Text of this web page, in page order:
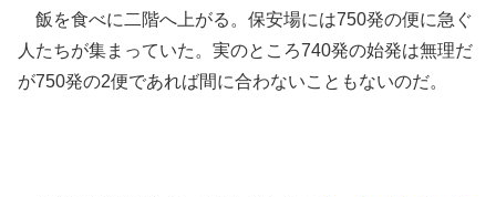
飯を食べに二階へ上がる。保安場には750発の便に急ぐ
人たちが集まっていた。実のところ740発の始発は無理だ
が750発の2便であれば間に合わないこともないのだ。